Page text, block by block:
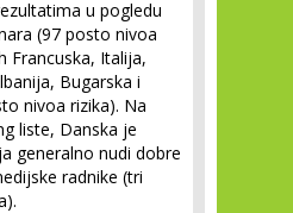
u pogledu
(97 posto nivoa
Francuska, Italija,
Bugarska i
nivoa rizika). Na
liste, Danska je
generalno nudi dobre
radnike (tri